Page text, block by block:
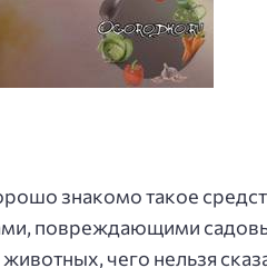
знакомо такое
повреждающими
чего нельзя